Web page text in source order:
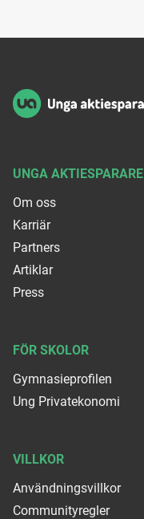
UNGA AKTIESPARARE
Om oss
Karriär
Partners
Artiklar
Press
FÖR SKOLOR
Gymnasieprofilen
Ung Privatekonomi
VILLKOR
Användningsvillkor
Communityregler